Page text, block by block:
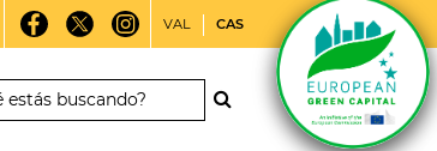
VAL CAS